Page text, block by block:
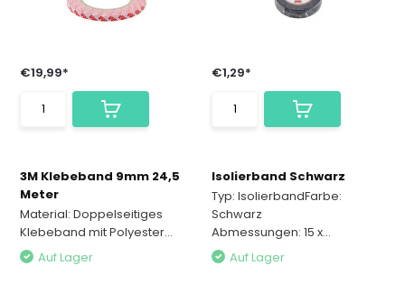
€19,99*
3M Klebeband 9mm 24,5
Meter
Material: Doppelseitiges
Klebeband mit Polyester...
Auf Lager
€1,29*
Isolierband Schwarz
Typ: IsolierbandFarbe:
Schwarz
Abmessungen: 15 x...
Auf Lager